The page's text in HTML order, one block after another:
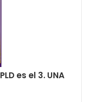
es el 3. UNA